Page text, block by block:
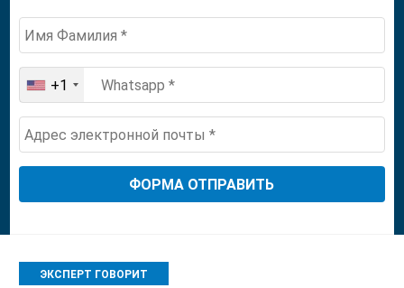
United
States
+1
+1
ЭКСПЕРТ ГОВОРИТ